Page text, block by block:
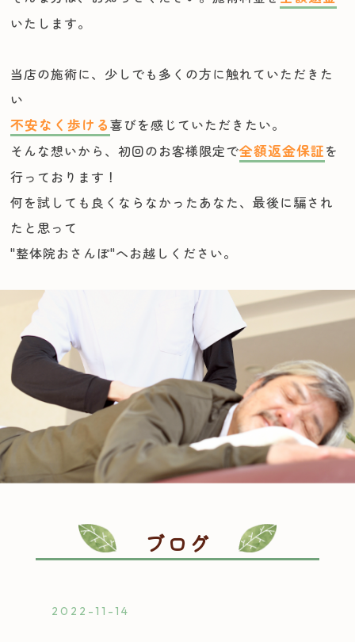
いたします。
当店の施術に、少しでも多くの方に触れていただきた
い
不安なく歩ける喜びを感じていただきたい。
そんな想いから、初回のお客様限定で全額返金保証を
行っております！
何を試しても良くならなかったあなた、最後に騙され
たと思って
"整体院おさんぽ"へお越しください。
ブログ
2022-11-14